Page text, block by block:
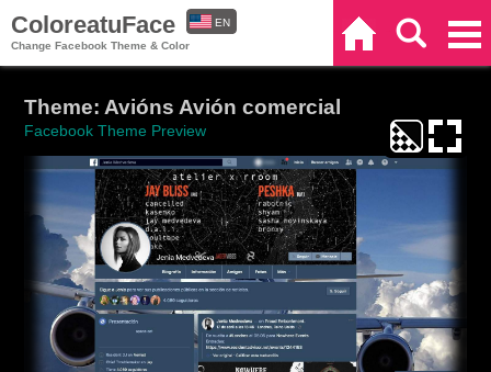
ColoreatuFace
Change Facebook Theme & Color
EN
Theme: Avións Avión comercial
Facebook Theme Preview